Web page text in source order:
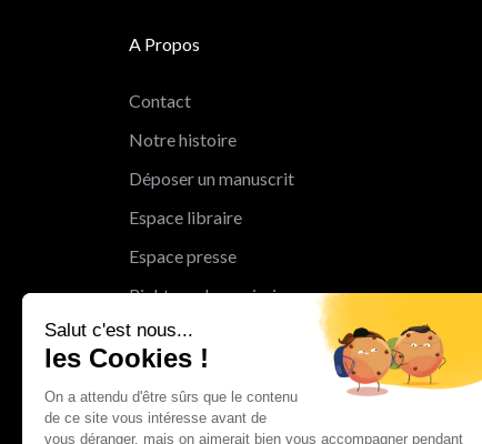
Salut c'est nous...
les Cookies !
On a attendu d'être sûrs que le contenu
de ce site vous intéresse avant de
vous déranger, mais on aimerait bien vous accompagner pendant
A Propos
Contact
Notre histoire
Déposer un manuscrit
Espace libraire
Espace presse
Rights and permissions
Mentions légales
Cookies
Charte de protection des données
personnelles